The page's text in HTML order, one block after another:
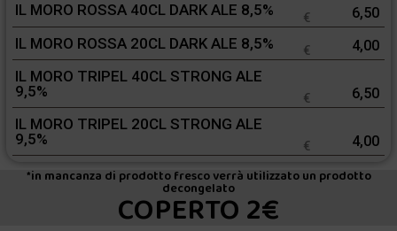
IL MORO ROSSA 40CL DARK ALE 8,5% € 6,50
IL MORO ROSSA 20CL DARK ALE 8,5% € 4,00
IL MORO TRIPEL 40CL STRONG ALE
9,5%
€ 6,50
IL MORO TRIPEL 20CL STRONG ALE
9,5%
€ 4,00
*in mancanza di prodotto fresco verrà utilizzato un prodotto
decongelato
COPERTO 2€